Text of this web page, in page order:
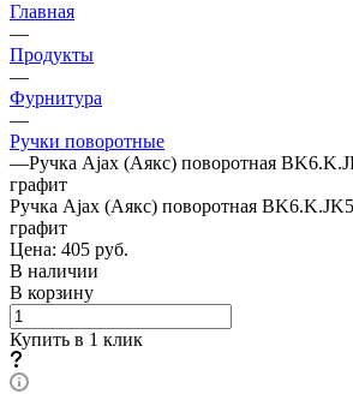
Главная
—
Продукты
—
Фурнитура
—
Ручки поворотные
—Ручка Ajax (Аякс) поворотная
графит
Ручка Ajax (Аякс) поворотная
графит
Цена: 405 руб.
В наличии
В корзину
Купить в 1 клик